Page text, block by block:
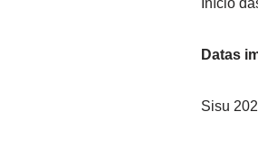
Início
Datas
Sisu